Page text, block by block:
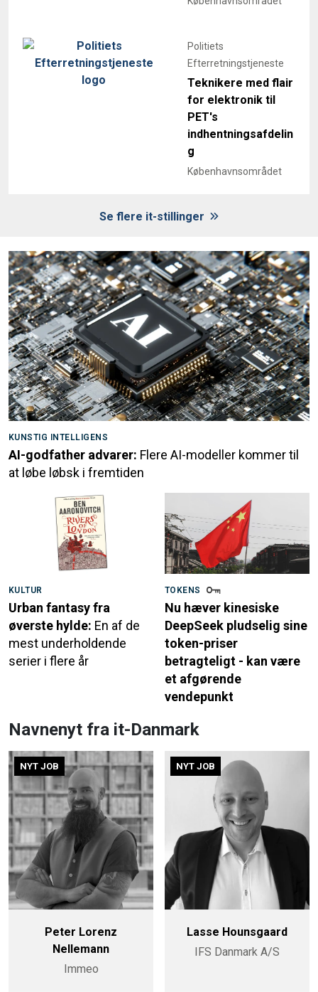
Politiets
Efterretningstjeneste
Teknikere med flair
for elektronik til
PET's
indhentningsafdelin
g
Københavnsområdet
Se flere it-stillinger
KUNSTIG INTELLIGENS
AI-godfather advarer: Flere AI-modeller kommer til
at løbe løbsk i fremtiden
KULTUR
Urban fantasy fra
øverste hylde: En af de
mest underholdende
serier i flere år
TOKENS
Nu hæver kinesiske
DeepSeek pludselig sine
token-priser
betragteligt - kan være
et afgørende
vendepunkt
Navnenyt fra it-Danmark
NYT JOB
Peter Lorenz
Nellemann
Immeo
NYT JOB
Lasse Hounsgaard
IFS Danmark A/S